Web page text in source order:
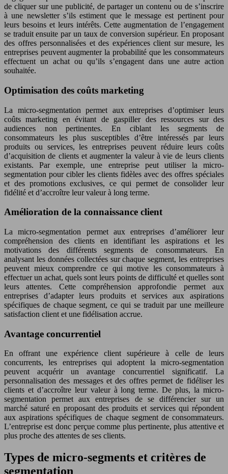
de cliquer sur une publicité, de partager un contenu ou de s’inscrire
à une newsletter s’ils estiment que le message est pertinent pour
leurs besoins et leurs intérêts. Cette augmentation de l’engagement
se traduit ensuite par un taux de conversion supérieur. En proposant
des offres personnalisées et des expériences client sur mesure, les
entreprises peuvent augmenter la probabilité que les consommateurs
effectuent un achat ou qu’ils s’engagent dans une autre action
souhaitée.
Optimisation des coûts marketing
La micro-segmentation permet aux entreprises d’optimiser leurs
coûts marketing en évitant de gaspiller des ressources sur des
audiences non pertinentes. En ciblant les segments de
consommateurs les plus susceptibles d’être intéressés par leurs
produits ou services, les entreprises peuvent réduire leurs coûts
d’acquisition de clients et augmenter la valeur à vie de leurs clients
existants. Par exemple, une entreprise peut utiliser la micro-
segmentation pour cibler les clients fidèles avec des offres spéciales
et des promotions exclusives, ce qui permet de consolider leur
fidélité et d’accroître leur valeur à long terme.
Amélioration de la connaissance client
La micro-segmentation permet aux entreprises d’améliorer leur
compréhension des clients en identifiant les aspirations et les
motivations des différents segments de consommateurs. En
analysant les données collectées sur chaque segment, les entreprises
peuvent mieux comprendre ce qui motive les consommateurs à
effectuer un achat, quels sont leurs points de difficulté et quelles sont
leurs attentes. Cette compréhension approfondie permet aux
entreprises d’adapter leurs produits et services aux aspirations
spécifiques de chaque segment, ce qui se traduit par une meilleure
satisfaction client et une fidélisation accrue.
Avantage concurrentiel
En offrant une expérience client supérieure à celle de leurs
concurrents, les entreprises qui adoptent la micro-segmentation
peuvent acquérir un avantage concurrentiel significatif. La
personnalisation des messages et des offres permet de fidéliser les
clients et d’accroître leur valeur à long terme. De plus, la micro-
segmentation permet aux entreprises de se différencier sur un
marché saturé en proposant des produits et services qui répondent
aux aspirations spécifiques de chaque segment de consommateurs.
L’entreprise est donc perçue comme plus pertinente, plus attentive et
plus proche des attentes de ses clients.
Types de micro-segments et critères de
segmentation